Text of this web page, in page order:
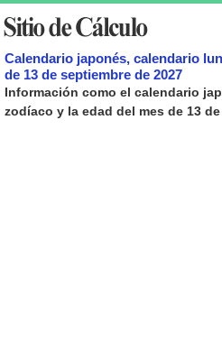
Calendario japonés, calendario
de 13 de septiembre de 2027
Información como el calendario
zodíaco y la edad del mes de 13